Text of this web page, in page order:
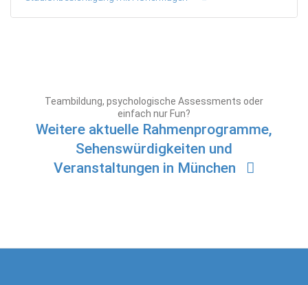
Teambildung, psychologische Assessments oder
einfach nur Fun?
Weitere aktuelle Rahmenprogramme,
Sehenswürdigkeiten und
Veranstaltungen in München